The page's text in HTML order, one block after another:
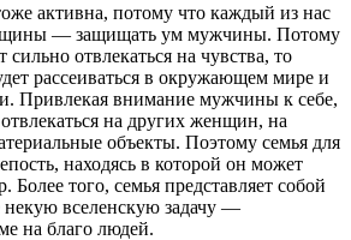
активна, потому что каждый из нас
— защищать ум мужчины. Потому
сильно отвлекаться на чувства, то
рассеиваться в окружающем мире и
Привлекая внимание мужчины к себе,
на других женщин, на
объекты. Поэтому семья для
находясь в которой он может
Более того, семья представляет собой
вселенскую задачу —
на благо людей.